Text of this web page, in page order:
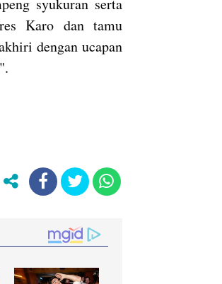
syukuran serta
Karo dan tamu
dengan ucapan